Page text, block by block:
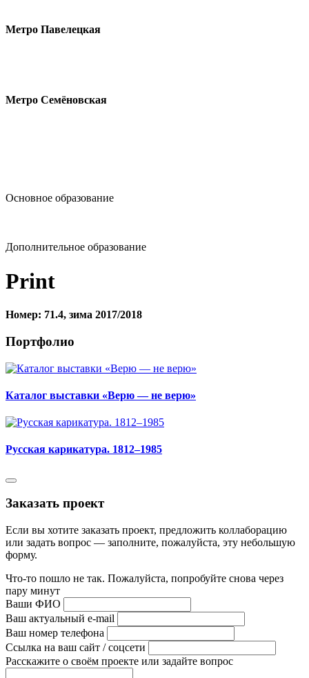
Метро Павелецкая
Метро Семёновская
Основное образование
Дополнительное образование
Print
Номер: 71.4, зима 2017/2018
Портфолио
Каталог выставки «Верю — не верю»
Русская карикатура. 1812–1985
Заказать проект
Если вы хотите заказать проект, предложить коллаборацию
или задать вопрос — заполните, пожалуйста, эту небольшую
форму.
Что-то пошло не так. Пожалуйста, попробуйте снова через
пару минут
Ваши ФИО
Ваш актуальный e-mail
Ваш номер телефона
Ссылка на ваш сайт / соцсети
Расскажите о своём проекте или задайте вопрос